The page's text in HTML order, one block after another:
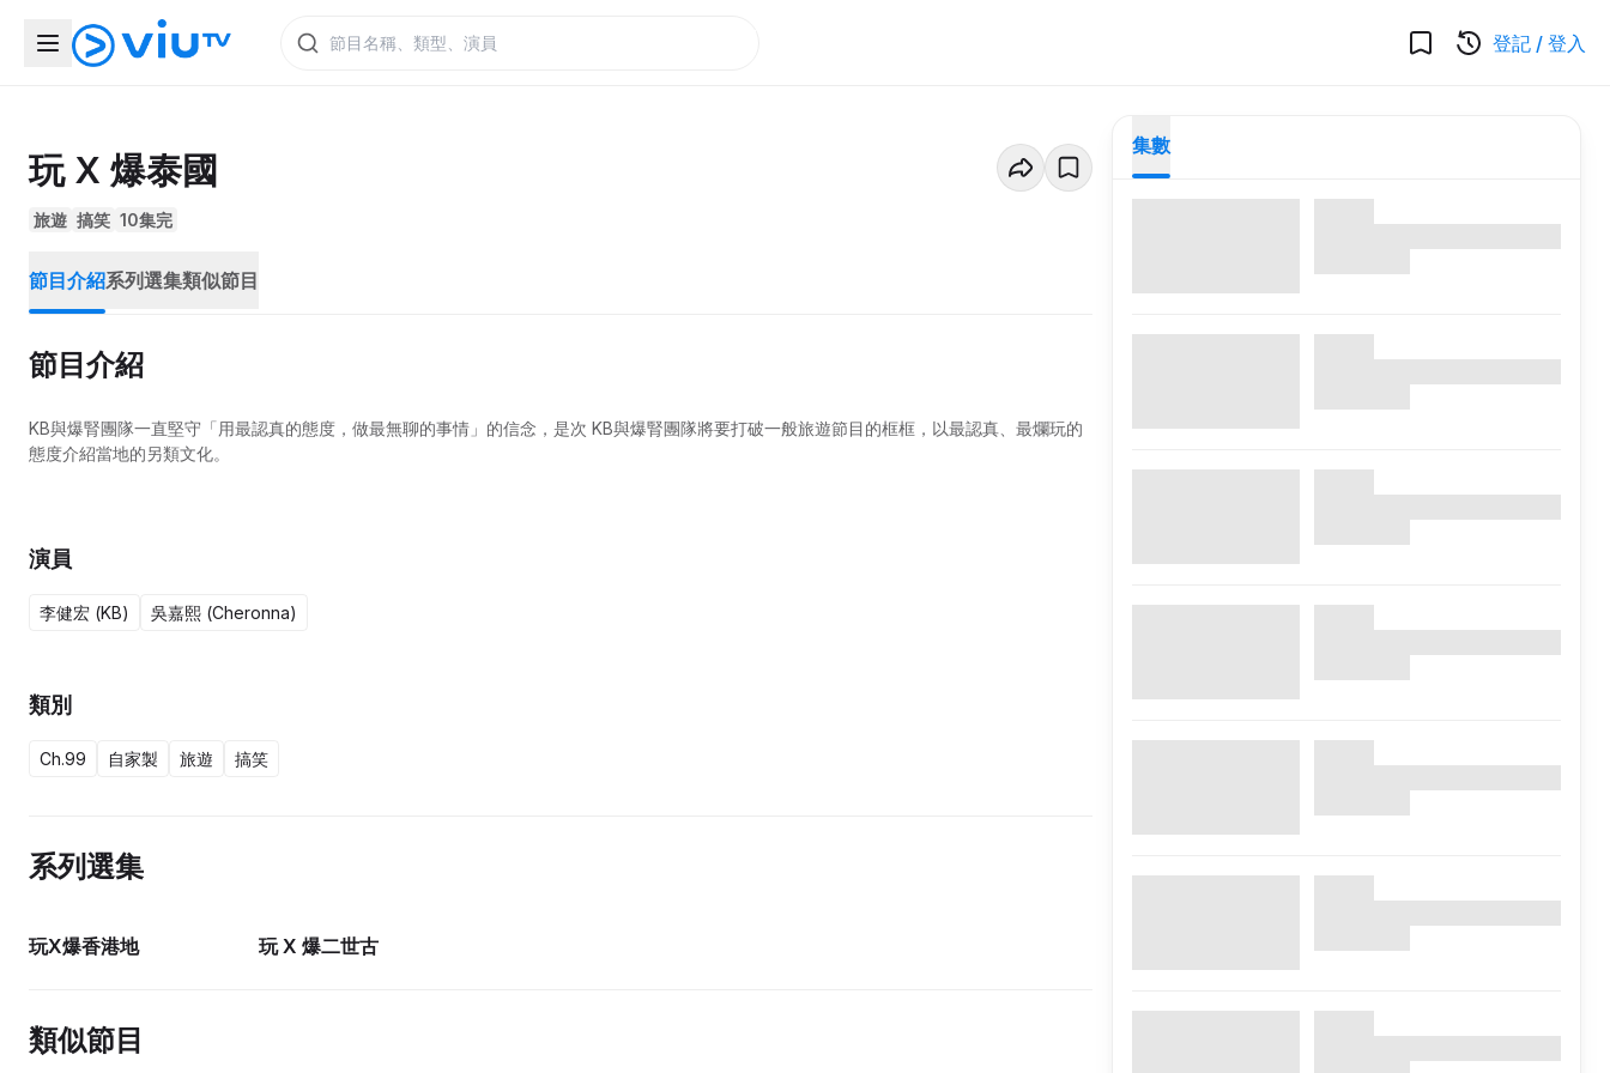
登記 / 登入
玩 X 爆泰國
旅遊 搞笑 10集完
節目介紹系列選集類似節目
節目介紹
KB與爆腎團隊一直堅守「用最認真的態度，做最無聊的事情」的信念，是次 KB與爆腎團隊將要打破一般旅遊節目的框框，以最認真、最爛玩的
態度介紹當地的另類文化。
演員
李健宏 (KB) 吳嘉熙 (Cheronna)
類別
Ch.99 自家製 旅遊 搞笑
系列選集
玩X爆香港地 玩 X 爆二世古
類似節目
集數